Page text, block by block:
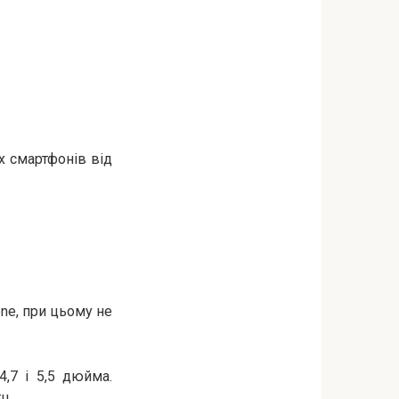
смартфонів від
при цьому не
і 5,5 дюйма.